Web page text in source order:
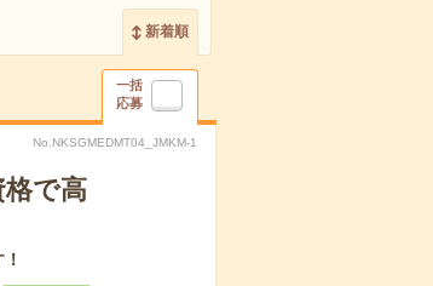
新着順
一括
応募
No.NKSGMEDMT04_JMKM-1
で高